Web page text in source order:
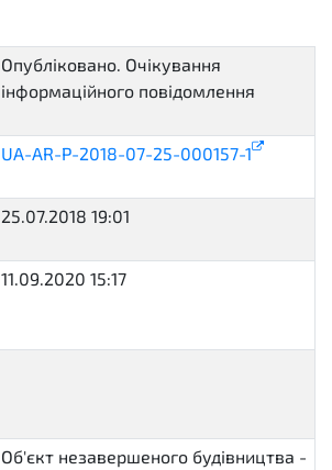
Опубліковано. Очікування
інформаційного повідомлення
UA-AR-P-2018-07-25-000157-1
25.07.2018 19:01
11.09.2020 15:17
Об'єкт незавершеного будівництва -